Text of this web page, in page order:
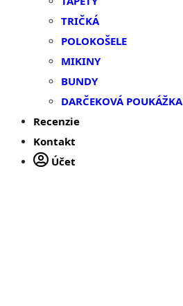
TRIČKÁ
POLOKOŠELE
MIKINY
BUNDY
DARČEKOVÁ POUKÁŽKA
Recenzie
Kontakt
Účet